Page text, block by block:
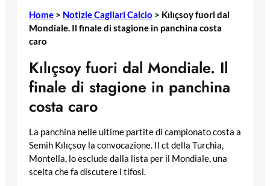
Home > Notizie Cagliari Calcio > Kılıçsoy fuori dal
Mondiale. Il finale di stagione in panchina costa
caro
Kılıçsoy fuori dal Mondiale. Il
finale di stagione in panchina
costa caro
La panchina nelle ultime partite di campionato costa a
Semih Kılıçsoy la convocazione. Il ct della Turchia,
Montella, lo esclude dalla lista per il Mondiale, una
scelta che fa discutere i tifosi.